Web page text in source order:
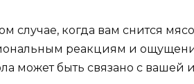
случае, когда вам снится
реакциям и
может быть связано с